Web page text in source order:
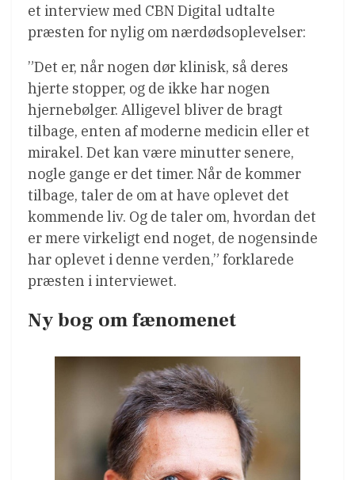
et interview med CBN Digital udtalte
præsten for nylig om nærdødsoplevelser:
”Det er, når nogen dør klinisk, så deres
hjerte stopper, og de ikke har nogen
hjernebølger. Alligevel bliver de bragt
tilbage, enten af moderne medicin eller et
mirakel. Det kan være minutter senere,
nogle gange er det timer. Når de kommer
tilbage, taler de om at have oplevet det
kommende liv. Og de taler om, hvordan det
er mere virkeligt end noget, de nogensinde
har oplevet i denne verden,” forklarede
præsten i interviewet.
Ny bog om fænomenet